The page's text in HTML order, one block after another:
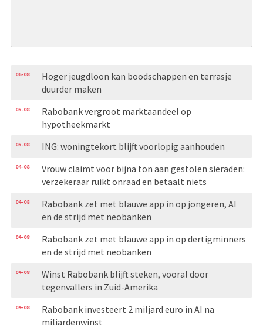
06-08
Hoger jeugdloon kan boodschappen en terrasje
duurder maken
05-08
Rabobank vergroot marktaandeel op
hypotheekmarkt
05-08 ING: woningtekort blijft voorlopig aanhouden
04-08
Vrouw claimt voor bijna ton aan gestolen sieraden:
verzekeraar ruikt onraad en betaalt niets
04-08
Rabobank zet met blauwe app in op jongeren, AI
en de strijd met neobanken
04-08
Rabobank zet met blauwe app in op dertigminners
en de strijd met neobanken
04-08
Winst Rabobank blijft steken, vooral door
tegenvallers in Zuid-Amerika
04-08
Rabobank investeert 2 miljard euro in AI na
miljardenwinst